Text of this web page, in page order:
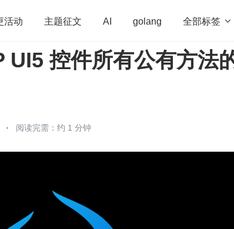
活动 主题征文 AI golang 全部标签 
算法 学习方法 Web3.0 高
UI5 控件所有公有方法
阅读完需：约 1 分钟